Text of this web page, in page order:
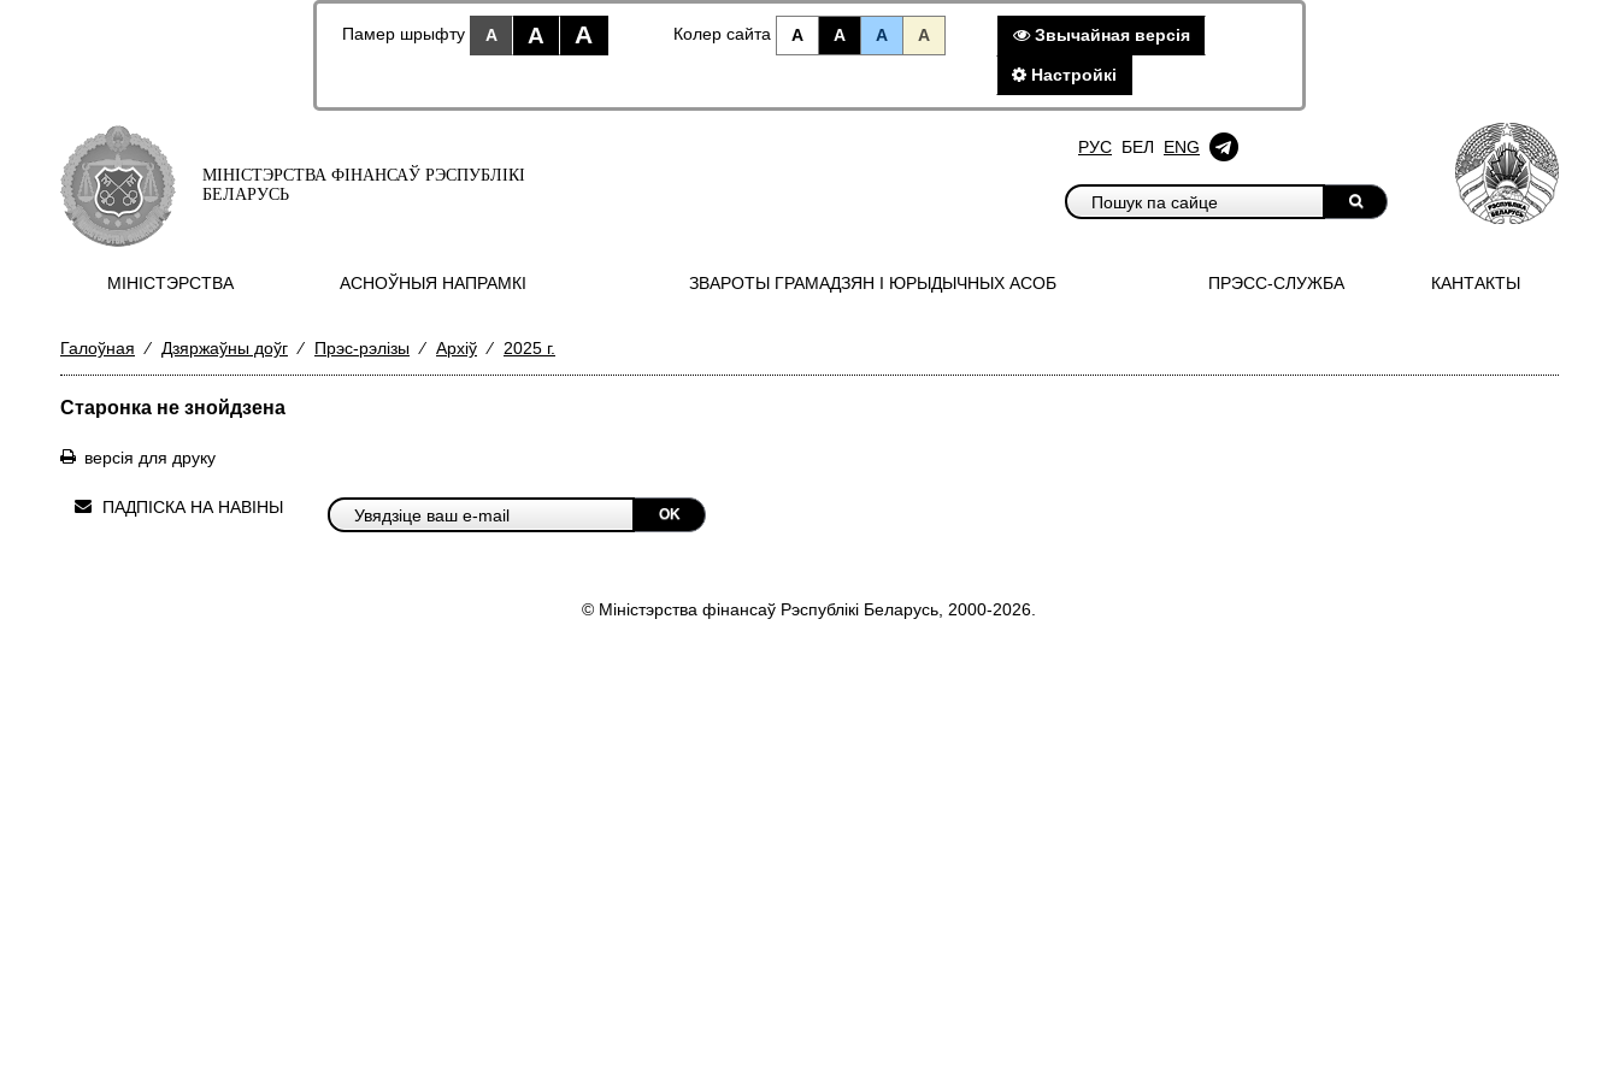
Памер шрыфту A A A Колер сайта A A A A Звычайная версiя
Настройкi
МІНІСТЭРСТВА ФІНАНСАЎ РЭСПУБЛІКІ
БЕЛАРУСЬ
РУС БЕЛ ENG
МIНIСТЭРСТВА АСНОЎНЫЯ НАПРАМКI ЗВАРОТЫ ГРАМАДЗЯН I ЮРЫДЫЧНЫХ АСОБ ПРЭСС-СЛУЖБА КАНТАКТЫ
Галоўная ⁄ Дзяржаўны доўг ⁄ Прэс-рэлізы ⁄ Архіў ⁄ 2025 г.
Старонка не знойдзена
версія для друку
ПАДПІСКА НА НАВІНЫ OK
© Міністэрства фінансаў Рэспублікі Беларусь, 2000-2026.